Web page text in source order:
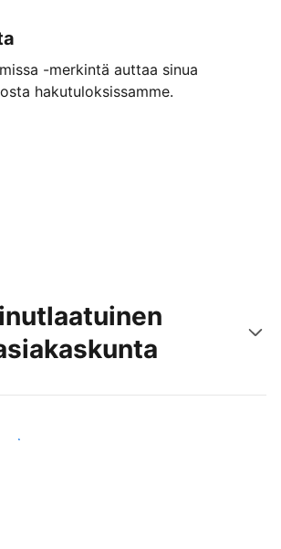
-merkintä auttaa sinua
hakutuloksissamme.
jo tänään